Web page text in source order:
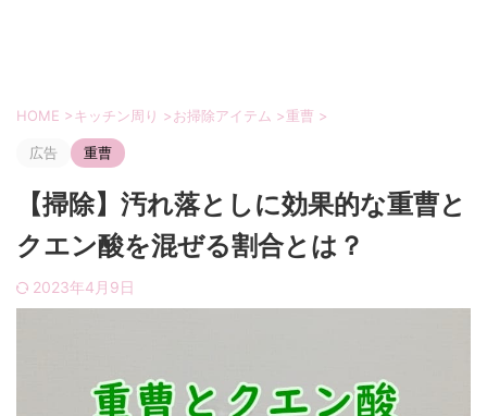
HOME >キッチン周り > お掃除アイテム >重曹 >
広告 重曹
【掃除】汚れ落としに効果的な重曹と
クエン酸を混ぜる割合とは？
2023年4月9日